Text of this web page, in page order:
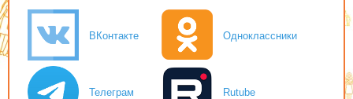
ВКонтакте Одноклассники
Телеграм Rutube